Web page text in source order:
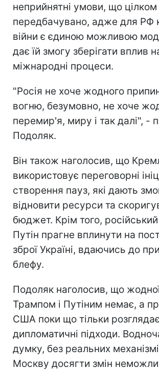
неприйнятні умови, що цілком
передбачувано, адже для РФ
війни є єдиною можливою
дає їй змогу зберігати вплив
міжнародні процеси.
"Росія не хоче жодного
вогню, безумовно, не хоче
перемир'я, миру і так далі", -
Подоляк.
Він також наголосив, що
використовує переговорні
створення пауз, які дають
відновити ресурси та
бюджет. Крім того,
Путін прагне вплинути на
зброї Україні, вдаючись до
блефу.
Подоляк наголосив, що
Трампом і Путіним немає, а
США поки що тільки
дипломатичні підходи.
думку, без реальних
Москву досягти змін